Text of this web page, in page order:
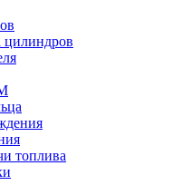
цилиндров
топлива